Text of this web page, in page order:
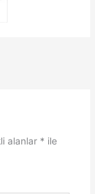
alanlar * ile